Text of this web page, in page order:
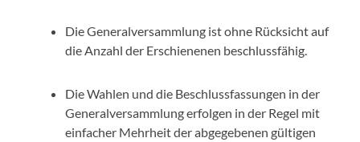
Die Generalversammlung ist ohne Rücksicht auf
die Anzahl der Erschienenen beschlussfähig.
Die Wahlen und die Beschlussfassungen in der
Generalversammlung erfolgen in der Regel mit
einfacher Mehrheit der abgegebenen gültigen